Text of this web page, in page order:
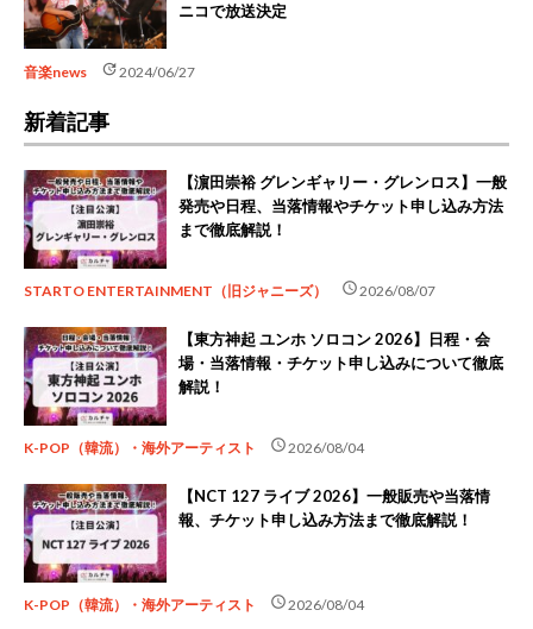
ニコで放送決定
音楽news update2024/06/27
新着記事
【濵田崇裕 グレンギャリー・グレンロス】一般
発売や日程、当落情報やチケット申し込み方法
まで徹底解説！
STARTO ENTERTAINMENT（旧ジャニーズ） schedule2026/08/07
【東方神起 ユンホ ソロコン 2026】日程・会
場・当落情報・チケット申し込みについて徹底
解説！
K-POP（韓流）・海外アーティスト schedule2026/08/04
【NCT 127 ライブ 2026】一般販売や当落情
報、チケット申し込み方法まで徹底解説！
K-POP（韓流）・海外アーティスト schedule2026/08/04